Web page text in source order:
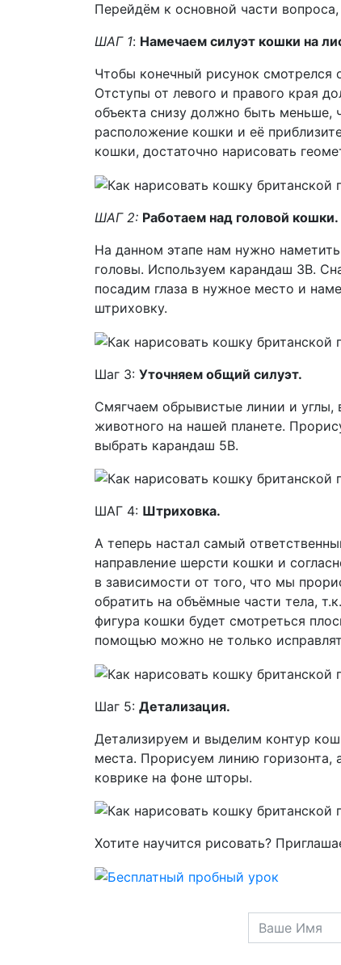
Перейдём к основной части
ШАГ 1: Намечаем силуэт кошки на
Чтобы конечный рисунок смотрелся
Отступы от левого и правого края
объекта снизу должно быть меньше,
расположение кошки и её
кошки, достаточно нарисовать
ШАГ 2: Работаем над головой кошки.
На данном этапе нам нужно
головы. Используем карандаш 3B.
посадим глаза в нужное место и
штриховку.
Шаг 3: Уточняем общий силуэт.
Смягчаем обрывистые линии и углы,
животного на нашей планете.
выбрать карандаш 5B.
ШАГ 4: Штриховка.
А теперь настал самый
направление шерсти кошки и
в зависимости от того, что мы
обратить на объёмные части тела,
фигура кошки будет смотреться
помощью можно не только
Шаг 5: Детализация.
Детализируем и выделим контур
места. Прорисуем линию
коврике на фоне шторы.
Хотите научится рисовать?